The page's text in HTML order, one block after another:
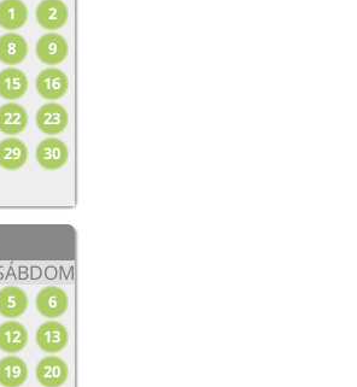
1
2
8
9
15
16
22
23
29
30
DOM
5
6
12
13
19
20